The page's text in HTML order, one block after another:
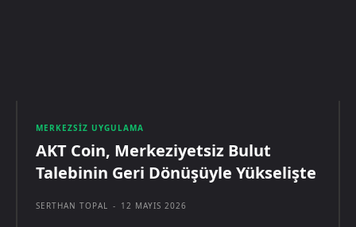
MERKEZSIZ UYGULAMA
AKT Coin, Merkeziyetsiz Bulut
Talebinin Geri Dönüşüyle Yükselişte
SERTHAN TOPAL - 12 MAYIS 2026